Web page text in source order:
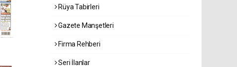
Rüya Tabirleri
Gazete Manşetleri
Firma Rehberi
Seri İlanlar